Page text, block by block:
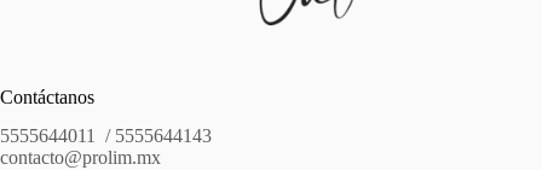
Contáctanos
5555644011 / 5555644143
contacto@prolim.mx